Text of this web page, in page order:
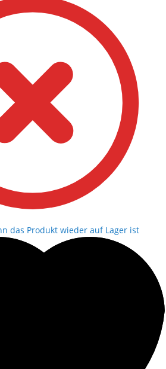
das Produkt wieder auf Lager ist